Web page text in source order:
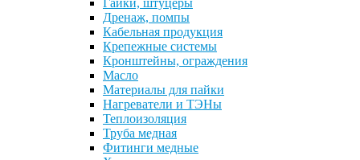
Гайки, штуцеры
Дренаж, помпы
Кабельная продукция
Крепежные системы
Кронштейны, ограждения
Масло
Материалы для пайки
Нагреватели и ТЭНы
Теплоизоляция
Труба медная
Фитинги медные